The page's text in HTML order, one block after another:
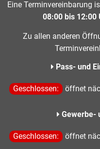
Eine Terminvereinbarung
08:00 bis 12:00
Zu allen anderen
Pass- und
Klicken, um weitere
Geschlossen: öffnet
Gewerbe-
Klicken, um weitere
Geschlossen: öffnet